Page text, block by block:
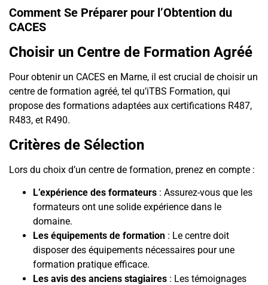
Comment Se Préparer pour l’Obtention du
CACES
Choisir un Centre de Formation Agréé
Pour obtenir un CACES en Marne, il est crucial de choisir un
centre de formation agréé, tel qu’iTBS Formation, qui
propose des formations adaptées aux certifications R487,
R483, et R490.
Critères de Sélection
Lors du choix d’un centre de formation, prenez en compte :
L’expérience des formateurs : Assurez-vous que les
formateurs ont une solide expérience dans le
domaine.
Les équipements de formation : Le centre doit
disposer des équipements nécessaires pour une
formation pratique efficace.
Les avis des anciens stagiaires : Les témoignages